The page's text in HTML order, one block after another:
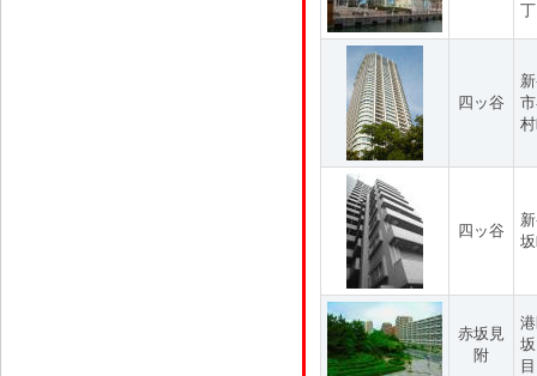
四ッ谷
四ッ谷
赤坂見
附
目